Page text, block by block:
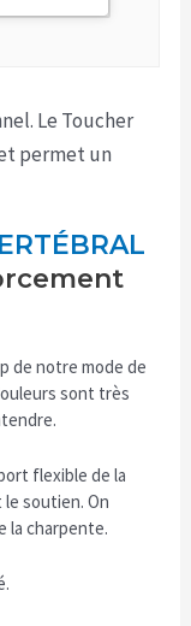
Le Toucher
permet un
de notre mode de
sont très
flexible de la
soutien. On
la charpente.